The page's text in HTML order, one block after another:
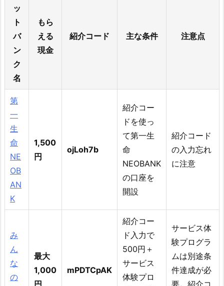
ッ
ト
バ
ン
ク
名
もら
える
現金
紹介コード 主な条件 注意点
第
一
生
命
NE
OB
AN
K
1,500
円
ojLoh7b
紹介コー
ドを使っ
て第一生
命
NEOBANK
の口座を
開設
紹介コード
の入力忘れ
に注意
み
ん
な
の
最大
1,000
mPDTCpAK
紹介コー
ド入力で
500円＋
サービス
体験プロ
サービス体
験プログラ
ムは別途条
件達成が必